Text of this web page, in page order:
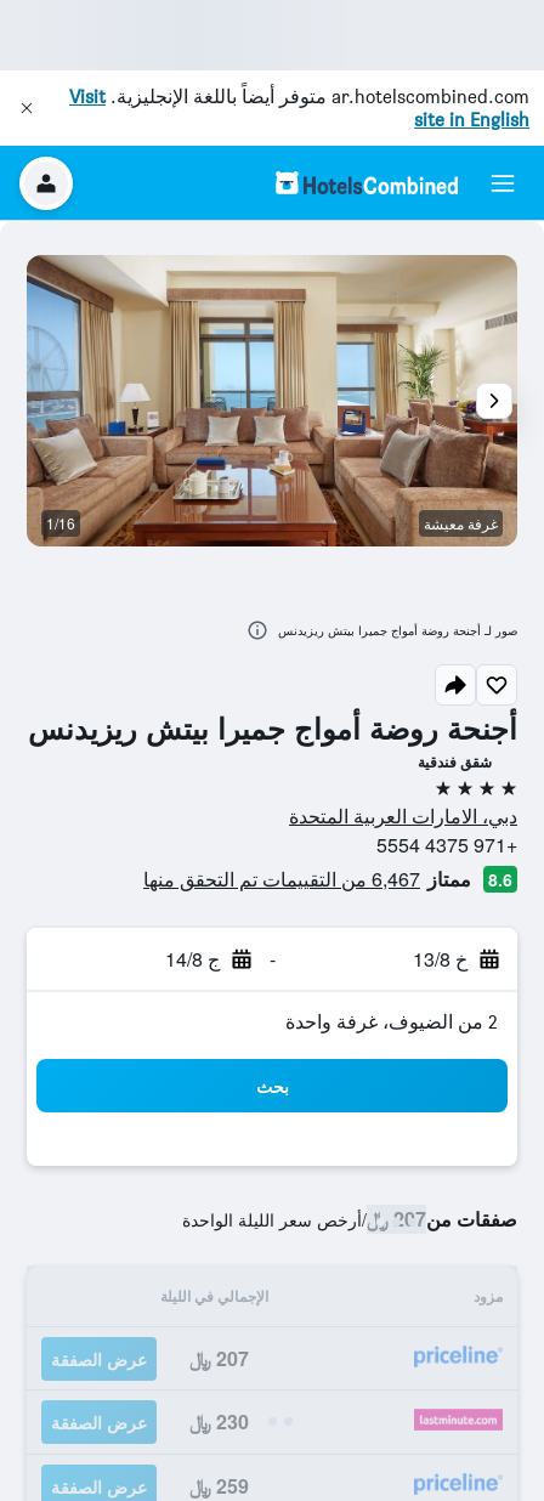
ar.hotelscombined.com متوفر أيضاً باللغة الإنجليزية.Visit
site in English
أجنحة روضة أمواج جميرا بيتش ريزيدنس
شقق فندقية
4 نجوم
دبي، الامارات العربية المتحدة
+971 4375 5554
8.6 ممتاز 6,467 من التقييمات تم التحقق منها
خ 13/8 - ج 14/8
2 من الضيوف، غرفة واحدة
بحث
صفقات من207 ﷼ /أرخص سعر الليلة الواحدة
مزود الإجمالي في الليلة
207 ﷼ عرض الصفقة
230 ﷼ عرض الصفقة
259 ﷼ عرض الصفقة
غرفة معيشة 1/16
صور لـ أجنحة روضة أمواج جميرا بيتش ريزيدنس